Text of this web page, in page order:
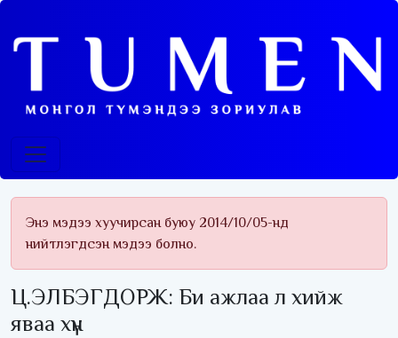
Энэ мэдээ хуучирсан буюу 2014/10/05-нд
нийтлэгдсэн мэдээ болно.
Ц.ЭЛБЭГДОРЖ: Би ажлаа л хийж
яваа хүн